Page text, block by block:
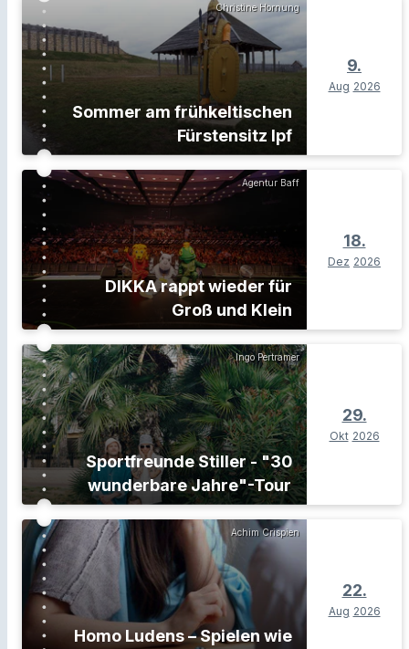
Christine Hornung
Sommer am frühkeltischen
Fürstensitz Ipf
9.
Aug 2026
Agentur Baff
DIKKA rappt wieder für
Groß und Klein
18.
Dez 2026
Ingo Pertramer
Sportfreunde Stiller - "30
wunderbare Jahre"-Tour
29.
Okt 2026
Achim Crispien
Homo Ludens – Spielen wie
22.
Aug 2026